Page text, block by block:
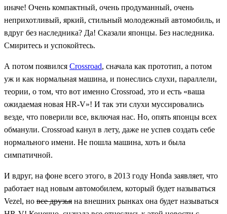
иначе! Очень компактный, очень продуманный, очень
неприхотливый, яркий, стильный молодежный автомобиль, и
вдруг без наследника? Да! Сказали японцы. Без наследника.
Смиритесь и успокойтесь.
А потом появился Crossroad, сначала как прототип, а потом
уж и как нормальная машина, и понеслись слухи, параллели,
теории, о том, что вот именно Crossroad, это и есть «ваша
ожидаемая новая HR-V»! И так эти слухи муссировались
везде, что поверили все, включая нас. Но, опять японцы всех
обманули. Crossroad канул в лету, даже не успев создать себе
нормального имени. Не пошла машина, хоть и была
симпатичной.
И вдруг, на фоне всего этого, в 2013 году Honda заявляет, что
работает над новым автомобилем, который будет называться
Vezel, но все друзья на внешних рынках она будет называться